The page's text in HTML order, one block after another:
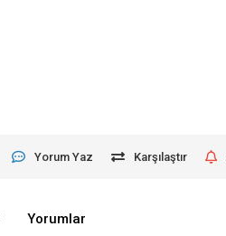
Yorum Yaz Karşılaştır
Yorumlar